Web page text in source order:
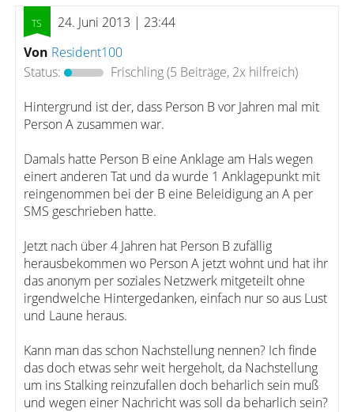
24. Juni 2013 | 23:44
Von Resident100
Status:
Frischling(5 Beiträge, 2x hilfreich)
Hintergrund ist der, dass Person B vor Jahren mal mit
Person A zusammen war.
Damals hatte Person B eine Anklage am Hals wegen
einert anderen Tat und da wurde 1 Anklagepunkt mit
reingenommen bei der B eine Beleidigung an A per
SMS geschrieben hatte.
Jetzt nach über 4 Jahren hat Person B zufällig
herausbekommen wo Person A jetzt wohnt und hat ihr
das anonym per soziales Netzwerk mitgeteilt ohne
irgendwelche Hintergedanken, einfach nur so aus Lust
und Laune heraus.
Kann man das schon Nachstellung nennen? Ich finde
das doch etwas sehr weit hergeholt, da Nachstellung
um ins Stalking reinzufallen doch beharlich sein muß
und wegen einer Nachricht was soll da beharlich sein?